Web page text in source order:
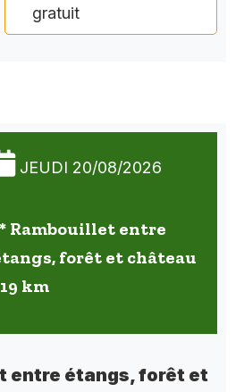
gratuit
JEUDI 20/08/2026
Rambouillet entre
forêt et château
km
entre étangs, forêt et